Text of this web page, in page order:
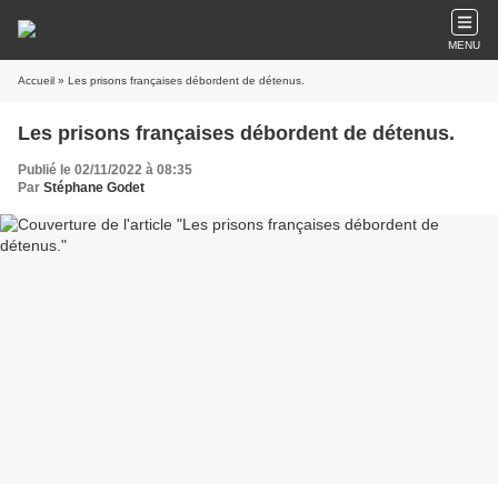
MENU
Accueil » Les prisons françaises débordent de détenus.
Les prisons françaises débordent de détenus.
Publié le 02/11/2022 à 08:35
Par Stéphane Godet